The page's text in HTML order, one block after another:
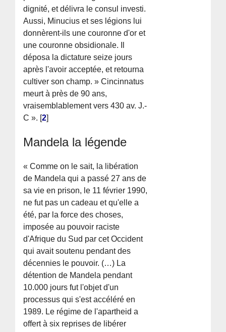
dignité, et délivra le consul investi.
Aussi, Minucius et ses légions lui
donnèrent-ils une couronne d'or et
une couronne obsidionale. Il
déposa la dictature seize jours
après l'avoir acceptée, et retourna
cultiver son champ. » Cincinnatus
meurt à près de 90 ans,
vraisemblablement vers 430 av. J.-
C ». [2]
Mandela la légende
« Comme on le sait, la libération
de Mandela qui a passé 27 ans de
sa vie en prison, le 11 février 1990,
ne fut pas un cadeau et qu'elle a
été, par la force des choses,
imposée au pouvoir raciste
d'Afrique du Sud par cet Occident
qui avait soutenu pendant des
décennies le pouvoir. (…) La
détention de Mandela pendant
10.000 jours fut l'objet d'un
processus qui s'est accéléré en
1989. Le régime de l'apartheid a
offert à six reprises de libérer